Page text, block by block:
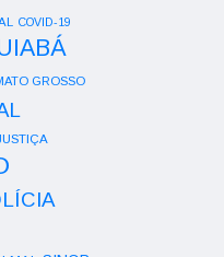
COVID-19
GROSSO